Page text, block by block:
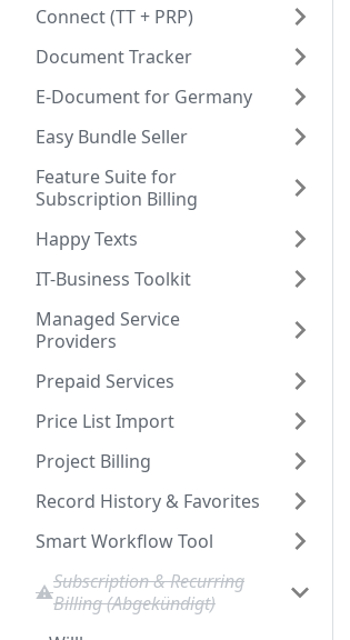
Connect (TT + PRP)
Document Tracker
E-Document for Germany
Easy Bundle Seller
Feature Suite for
Subscription Billing
Happy Texts
IT-Business Toolkit
Managed Service
Providers
Prepaid Services
Price List Import
Project Billing
Record History & Favorites
Smart Workflow Tool
Subscription & Recurring
Billing (Abgekündigt)